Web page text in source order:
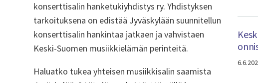
konserttisalin hanketukiyhdistys ry. Yhdistyksen
tarkoituksena on edistää Jyväskylään suunnitellun
konserttisalin hankintaa jatkaen ja vahvistaen
Keski-Suomen musiikkielämän perinteitä.
Haluatko tukea yhteisen musiikkisalin saamista